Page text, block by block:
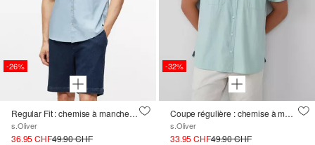
-26%
Regular Fit : chemise à manches courtes en coton avec poche poitrine
s.Oliver
36.95 CHF49.90 CHF
-32%
Coupe régulière : chemise à manches courtes avec rayures texturées et col Kent
s.Oliver
33.95 CHF49.90 CHF